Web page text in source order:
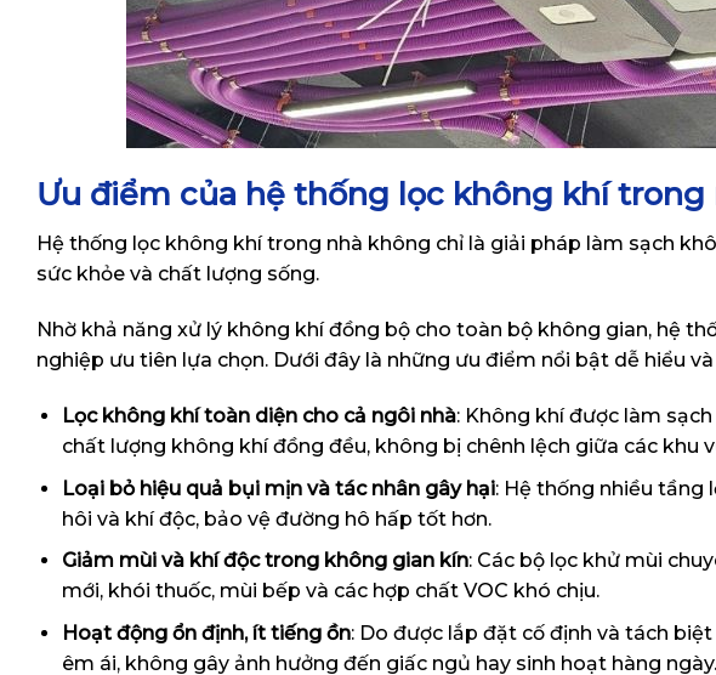
Ưu điểm của hệ thống lọc không khí trong
Hệ thống lọc không khí trong nhà không chỉ là giải pháp làm sạch
sức khỏe và chất lượng sống.
Nhờ khả năng xử lý không khí đồng bộ cho toàn bộ không gian, hệ
nghiệp ưu tiên lựa chọn. Dưới đây là những ưu điểm nổi bật dễ hiểu
Lọc không khí toàn diện cho cả ngôi nhà: Không khí được làm
chất lượng không khí đồng đều, không bị chênh lệch giữa các khu
Loại bỏ hiệu quả bụi mịn và tác nhân gây hại: Hệ thống nhiều tầng
hôi và khí độc, bảo vệ đường hô hấp tốt hơn.
Giảm mùi và khí độc trong không gian kín: Các bộ lọc khử mùi
mới, khói thuốc, mùi bếp và các hợp chất VOC khó chịu.
Hoạt động ổn định, ít tiếng ồn: Do được lắp đặt cố định và tách
êm ái, không gây ảnh hưởng đến giấc ngủ hay sinh hoạt hàng ngày.